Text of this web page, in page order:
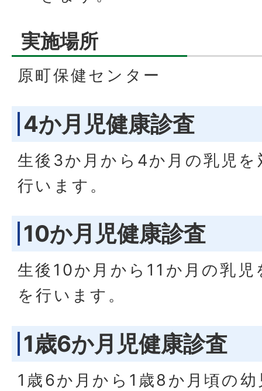
実施場所
原町保健センター
4か月児健康診査
生後3か月から4か月の乳児を
行います。
10か月児健康診査
生後10か月から11か月の乳児
を行います。
1歳6か月児健康診査
1歳6か月から1歳8か月頃の